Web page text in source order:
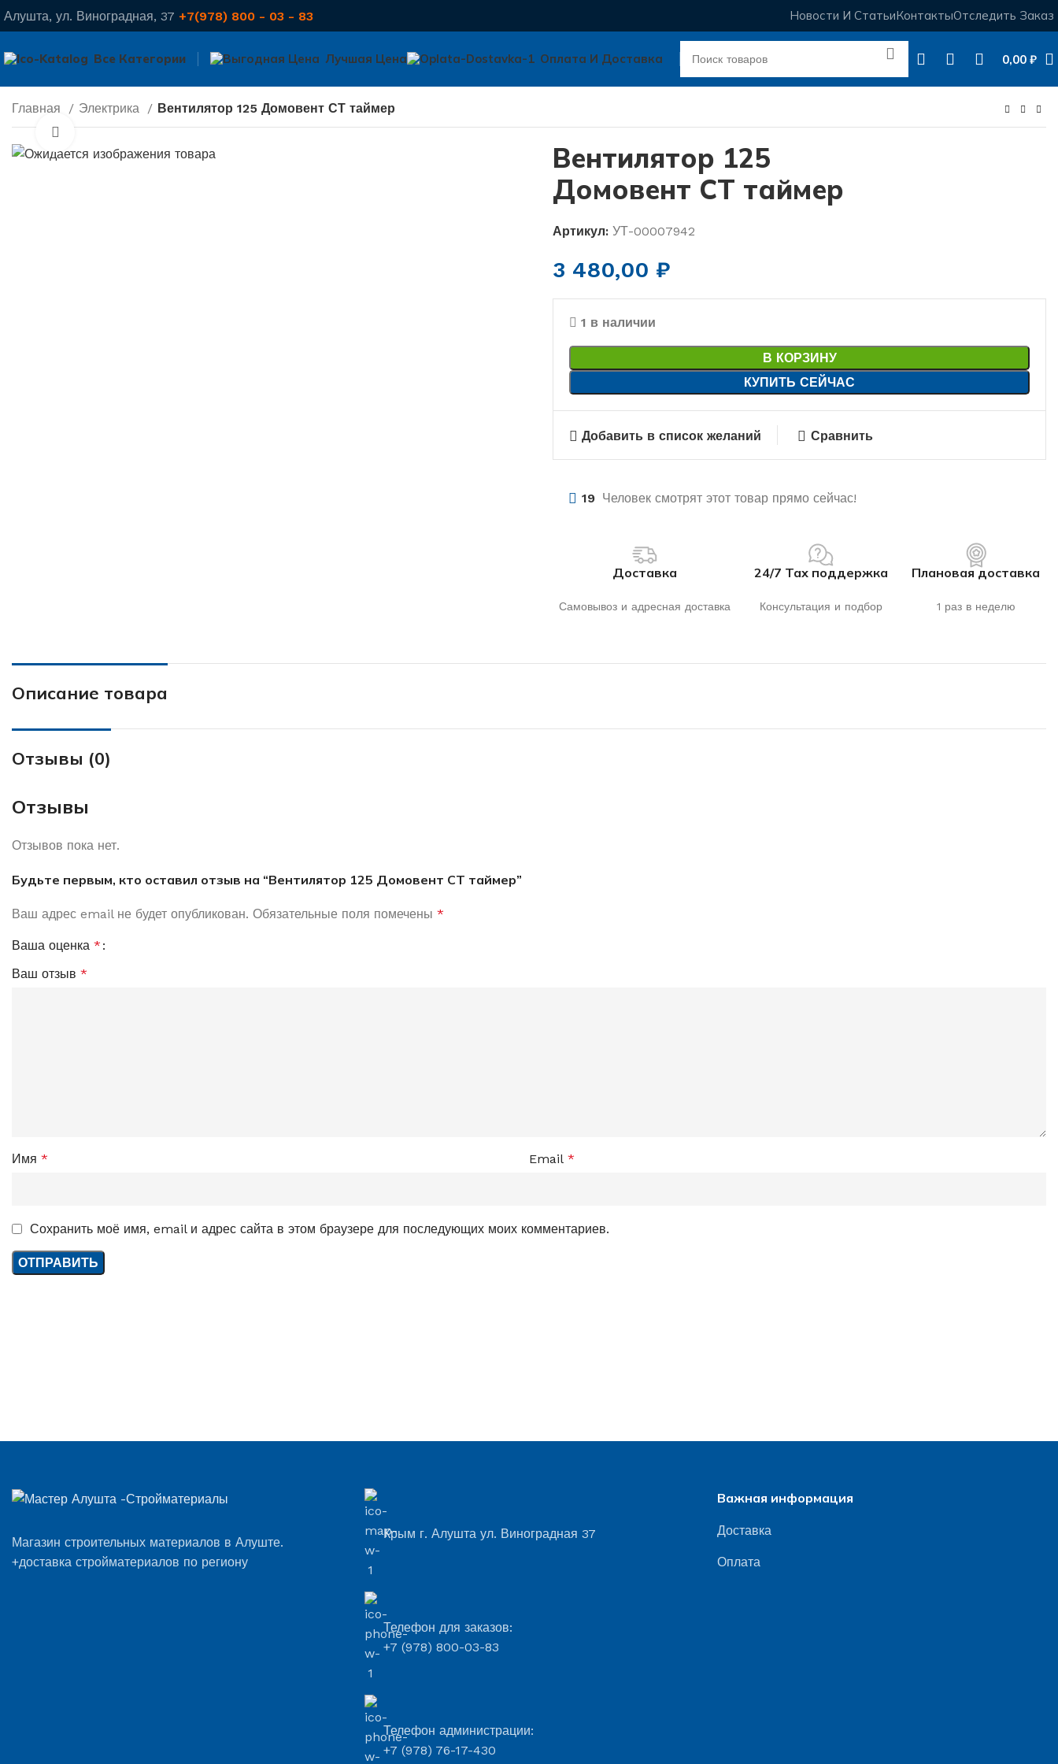
Алушта, ул. Виноградная, 37 +7(978) 800 - 03 - 83 Новости И СтатьиКонтактыОтследить Заказ
Все Категории Лучшая Цена Оплата И Доставка 0,00 ₽
Главная Электрика Вентилятор 125 Домовент СТ таймер
Нажмите, чтобы увеличить
Вентилятор 125
Домовент СТ таймер
Артикул: УТ-00007942
3 480,00 ₽
1 в наличии
В КОРЗИНУ
КУПИТЬ СЕЙЧАС
Добавить в список желаний Сравнить
19 Человек смотрят этот товар прямо сейчас!
Доставка
Самовывоз и адресная доставка
24/7 Тах поддержка
Консультация и подбор
Плановая доставка
1 раз в неделю
Описание товара
Отзывы (0)
Отзывы
Отзывов пока нет.
Будьте первым, кто оставил отзыв на “Вентилятор 125 Домовент СТ таймер”
Ваш адрес email не будет опубликован. Обязательные поля помечены *
Ваша оценка *
Ваш отзыв *
Имя * Email *
Сохранить моё имя, email и адрес сайта в этом браузере для последующих моих комментариев.
Магазин строительных материалов в Алуште.
+доставка стройматериалов по региону
Крым г. Алушта ул. Виноградная 37
Телефон для заказов:
+7 (978) 800-03-83
Телефон администрации:
+7 (978) 76-17-430
Важная информация
Доставка
Оплата